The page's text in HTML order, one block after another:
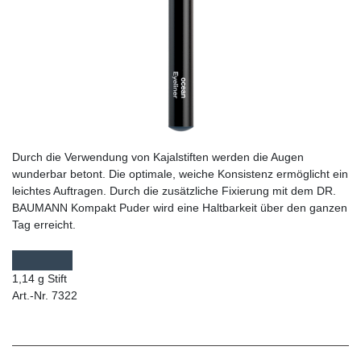
Durch die Verwendung von Kajalstiften werden die Augen
wunderbar betont. Die optimale, weiche Konsistenz ermöglicht ein
leichtes Auftragen. Durch die zusätzliche Fixierung mit dem DR.
BAUMANN Kompakt Puder wird eine Haltbarkeit über den ganzen
Tag erreicht.
1,14 g Stift
Art.-Nr. 7322